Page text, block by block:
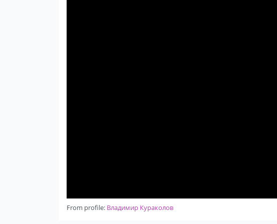
From profile: Владимир Кураколов